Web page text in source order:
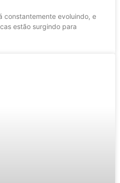
constantemente evoluindo, e
estão surgindo para